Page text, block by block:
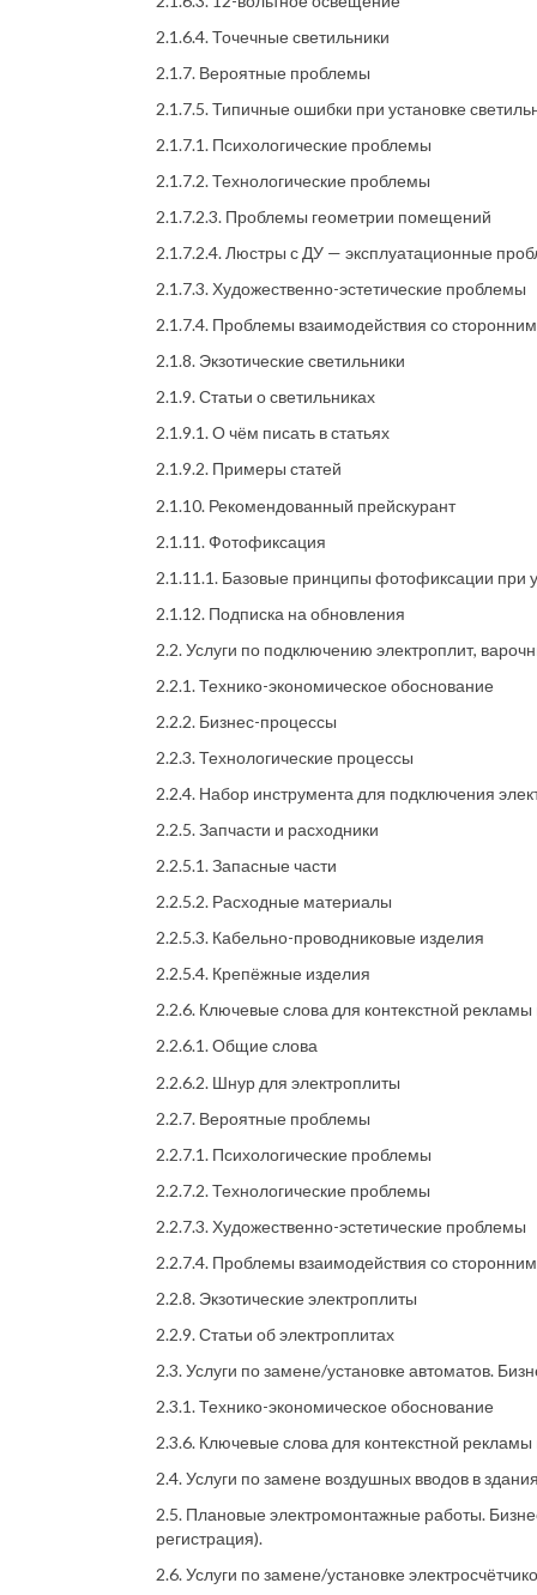
2.1.6.4. Точечные светильники
2.1.7. Вероятные проблемы
2.1.7.5. Типичные ошибки при установке
2.1.7.1. Психологические проблемы
2.1.7.2. Технологические проблемы
2.1.7.2.3. Проблемы геометрии помещений
2.1.7.2.4. Люстры с ДУ — эксплуатационные
2.1.7.3. Художественно-эстетические проблемы
2.1.7.4. Проблемы взаимодействия со
2.1.8. Экзотические светильники
2.1.9. Статьи о светильниках
2.1.9.1. О чём писать в статьях
2.1.9.2. Примеры статей
2.1.10. Рекомендованный прейскурант
2.1.11. Фотофиксация
2.1.11.1. Базовые принципы фотофиксации при
2.1.12. Подписка на обновления
2.2. Услуги по подключению электроплит,
2.2.1. Технико-экономическое обоснование
2.2.2. Бизнес-процессы
2.2.3. Технологические процессы
2.2.4. Набор инструмента для подключения
2.2.5. Запчасти и расходники
2.2.5.1. Запасные части
2.2.5.2. Расходные материалы
2.2.5.3. Кабельно-проводниковые изделия
2.2.5.4. Крепёжные изделия
2.2.6. Ключевые слова для контекстной
2.2.6.1. Общие слова
2.2.6.2. Шнур для электроплиты
2.2.7. Вероятные проблемы
2.2.7.1. Психологические проблемы
2.2.7.2. Технологические проблемы
2.2.7.3. Художественно-эстетические проблемы
2.2.7.4. Проблемы взаимодействия со
2.2.8. Экзотические электроплиты
2.2.9. Статьи об электроплитах
2.3. Услуги по замене/установке автоматов.
2.3.1. Технико-экономическое обоснование
2.3.6. Ключевые слова для контекстной
2.4. Услуги по замене воздушных вводов в
2.5. Плановые электромонтажные работы.
регистрация).
2.6. Услуги по замене/установке